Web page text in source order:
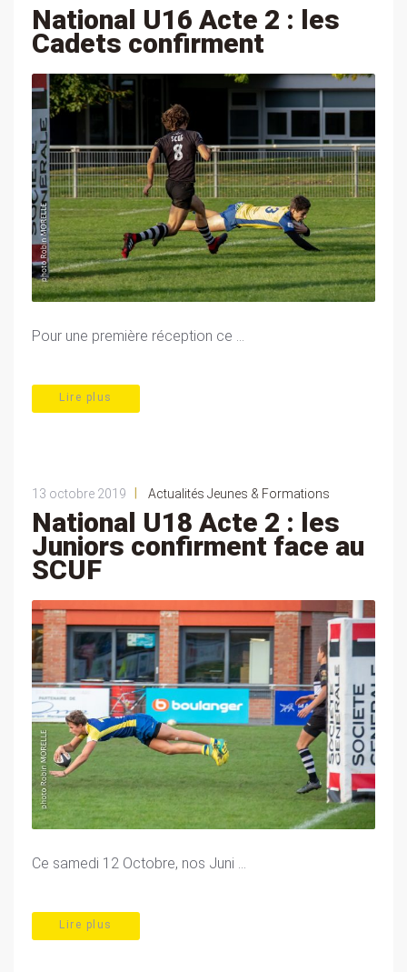
National U16 Acte 2 : les
Cadets confirment
Pour une première réception ce ...
Lire plus
13 octobre 2019 Actualités Jeunes & Formations
National U18 Acte 2 : les
Juniors confirment face au
SCUF
Ce samedi 12 Octobre, nos Juni ...
Lire plus